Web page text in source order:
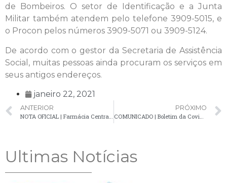
de Bombeiros. O setor de Identificação e a Junta
Militar também atendem pelo telefone 3909-5015, e
o Procon pelos números 3909-5071 ou 3909-5124.
De acordo com o gestor da Secretaria de Assistência
Social, muitas pessoas ainda procuram os serviços em
seus antigos endereços.
janeiro 22, 2021
ANTERIOR
NOTA OFICIAL | Farmácia Central atenderá a partir das 9h30 até o dia 29
PRÓXIMO
COMUNICADO | Boletim da Covid-19 apresenta oitavo óbito no município e novos casos confirmados
Ultimas Notícias